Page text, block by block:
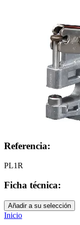
Referencia:
PL1R
Ficha técnica:
Añadir a su selección
Inicio